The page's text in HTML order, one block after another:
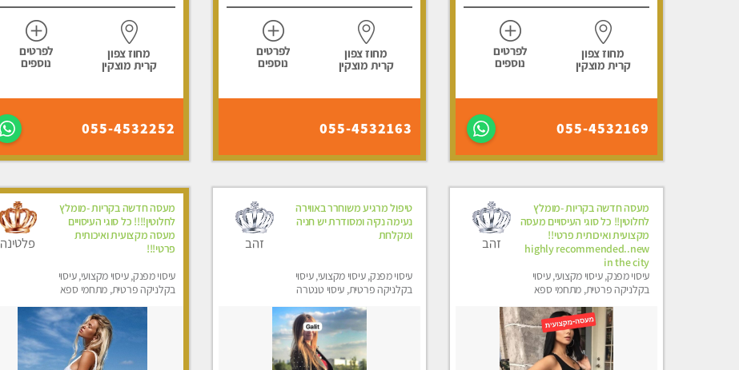
מחוז צפון
קרית מוצקין
לפרטים
נוספים
055-4532169
מחוז צפון
קרית מוצקין
לפרטים
נוספים
055-4532163
מחוז צפון
קרית מוצקין
לפרטים
נוספים
055-4532252
מעסה חדשה בקריות -מומלץ
לחלוטין!! כל סוגי העיסויים מעסה
מקצועית ואיכותית פרטי!!
highly recommended..new
in the city
עיסוי מפנק, עיסוי מקצועי, עיסוי
בקלניקה פרטית, מתחמי ספא
זהב
טיפול מרגיע משוחרר באווירה
נעימה נקיה ומסודרת יש חניה
ומקלחת
עיסוי מפנק, עיסוי מקצועי, עיסוי
בקלניקה פרטית, עיסוי טנטרה
זהב
מעסה חדשה בקריות -מומלץ
לחלוטין!!!! כל סוגי העיסויים
מעסה מקצועית ואיכותית
פרטי!!!
עיסוי מפנק, עיסוי מקצועי, עיסוי
בקלניקה פרטית, מתחמי ספא
פלטינה